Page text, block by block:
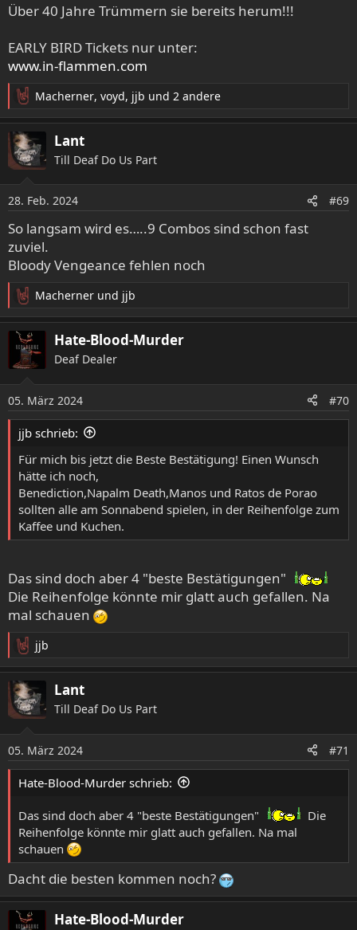
Über 40 Jahre Trümmern sie bereits herum!!!
EARLY BIRD Tickets nur unter:
www.in-flammen.com
R
e
a
k
t
n
e
n
:
Macherner, voyd, jjb und 2 andere
Lant
Till Deaf Do Us Part
28. Feb. 2024 #69
So langsam wird es…..9 Combos sind schon fast
zuviel.
Bloody Vengeance fehlen noch
R
e
a
k
t
n
e
n
Macherner und jjb
Hate-Blood-Murder
Deaf Dealer
05. März 2024 #70
jjb schrieb:
Für mich bis jetzt die Beste Bestätigung! Einen Wunsch
hätte ich noch,
Benediction,Napalm Death,Manos und Ratos de Porao
sollten alle am Sonnabend spielen, in der Reihenfolge zum
Kaffee und Kuchen.
Das sind doch aber 4 "beste Bestätigungen"
Die Reihenfolge könnte mir glatt auch gefallen. Na
mal schauen
R
e
a
k
t
n
e
n
jjb
Lant
Till Deaf Do Us Part
05. März 2024 #71
Hate-Blood-Murder schrieb:
Das sind doch aber 4 "beste Bestätigungen"
Die
Reihenfolge könnte mir glatt auch gefallen. Na mal
schauen
Dacht die besten kommen noch?
Hate-Blood-Murder